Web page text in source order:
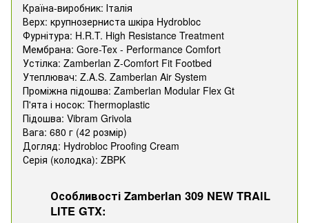
Країна-виробник: Італія
Верх: крупнозерниста шкіра Hydrobloc
Фурнітура: H.R.T. High Resistance Treatment
Мембрана: Gore-Tex - Performance Comfort
Устілка: Zamberlan Z-Comfort Fit Footbed
Утеплювач: Z.A.S. Zamberlan Air System
Проміжна підошва: Zamberlan Modular Flex Gt
П'ята і носок: Thermoplastic
Підошва: Vibram Grivola
Вага: 680 г (42 розмір)
Догляд: Hydrobloc Proofing Cream
Серія (колодка): ZBPK
Особливості Zamberlan 309 NEW TRAIL
LITE GTX: